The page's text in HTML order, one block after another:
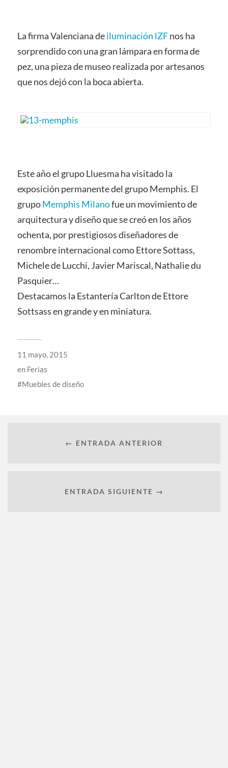
La firma Valenciana deiluminación lZFnos ha
sorprendido con una gran lámpara en forma de
pez, una pieza de museo realizada por artesanos
que nos dejó con la boca abierta.
Este año el grupo Lluesma ha visitado la
exposición permanente del grupo Memphis. El
grupoMemphis Milanofue un movimiento de
arquitectura y diseño que se creó en los años
ochenta, por prestigiosos diseñadores de
renombre internacional como Ettore Sottass,
Michele de Lucchi, Javier Mariscal, Nathalie du
Pasquier…
Destacamos la Estantería Carlton de Ettore
Sottsass en grande y en miniatura.
11 mayo, 2015
en Ferias
Muebles de diseño
← ENTRADA ANTERIOR
ENTRADA SIGUIENTE →